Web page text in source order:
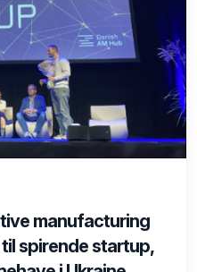
manufacturing
spirende startup,